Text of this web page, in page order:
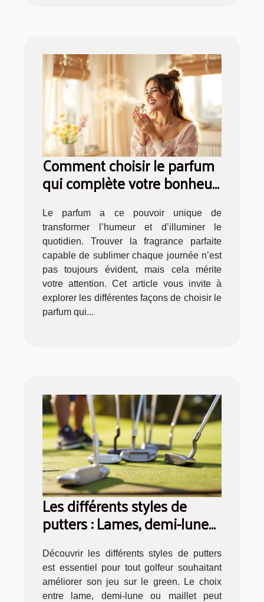
Comment choisir le parfum
qui complète votre bonheur
quotidien ?
Le parfum a ce pouvoir unique de
transformer l’humeur et d’illuminer le
quotidien. Trouver la fragrance parfaite
capable de sublimer chaque journée n’est
pas toujours évident, mais cela mérite
votre attention. Cet article vous invite à
explorer les différentes façons de choisir le
parfum qui...
Les différents styles de
putters : Lames, demi-lunes,
et maillets
Découvrir les différents styles de putters
est essentiel pour tout golfeur souhaitant
améliorer son jeu sur le green. Le choix
entre lame, demi-lune ou maillet peut